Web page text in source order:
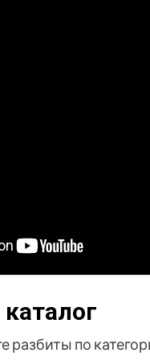
разбиты по